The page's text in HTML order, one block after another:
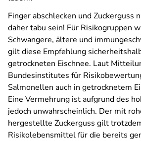
Finger abschlecken und Zuckerguss
daher tabu sein! Für Risikogruppen
Schwangere, ältere und
gilt diese Empfehlung
getrockneten Eischnee. Laut
Bundesinstitutes für
Salmonellen auch in getrocknetem
Eine Vermehrung ist aufgrund des
jedoch unwahrscheinlich. Der mit
hergestellte Zuckerguss gilt
Risikolebensmittel für die bereits